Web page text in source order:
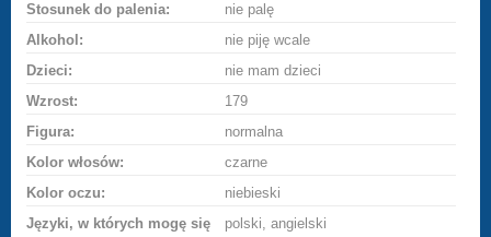
Stosunek do palenia:
nie palę
Alkohol:
nie piję wcale
Dzieci:
nie mam dzieci
Wzrost:
179
Figura:
normalna
Kolor włosów:
czarne
Kolor oczu:
niebieski
Języki, w których mogę się
polski, angielski